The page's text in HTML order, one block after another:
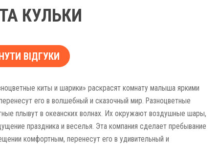
КУЛЬКИ
ВІДГУКИ
киты и шарики» раскрасят комнату малыша яркими
его в волшебный и сказочный мир. Разноцветные
плывут в океанских волнах. Их окружают воздушные шары,
праздника и веселья. Эта компания сделает пребывание
комфортным, перенесут его в удивительный и